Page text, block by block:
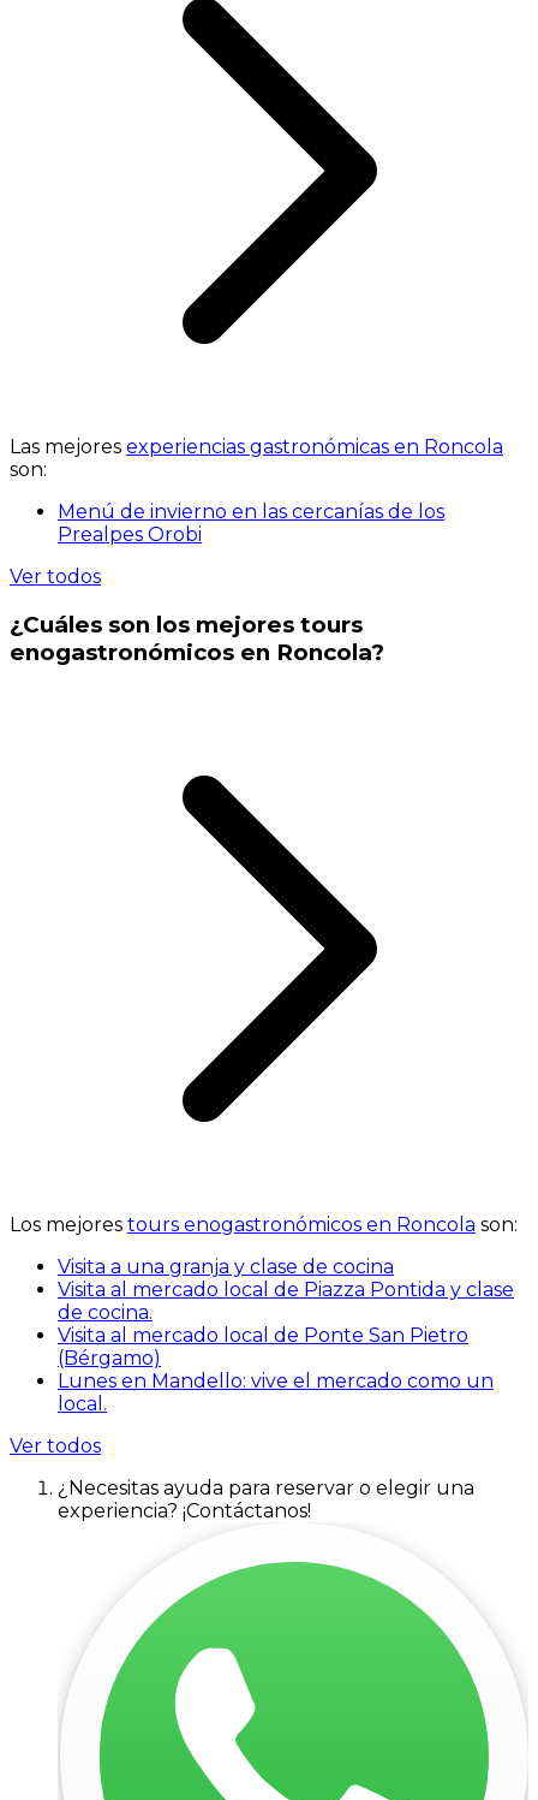
Las mejores experiencias gastronómicas en Roncola
son:
Menú de invierno en las cercanías de los
Prealpes Orobi
Ver todos
¿Cuáles son los mejores tours
enogastronómicos en Roncola?
Los mejores tours enogastronómicos en Roncola son:
Visita a una granja y clase de cocina
Visita al mercado local de Piazza Pontida y clase
de cocina.
Visita al mercado local de Ponte San Pietro
(Bérgamo)
Lunes en Mandello: vive el mercado como un
local.
Ver todos
¿Necesitas ayuda para reservar o elegir una
experiencia? ¡Contáctanos!